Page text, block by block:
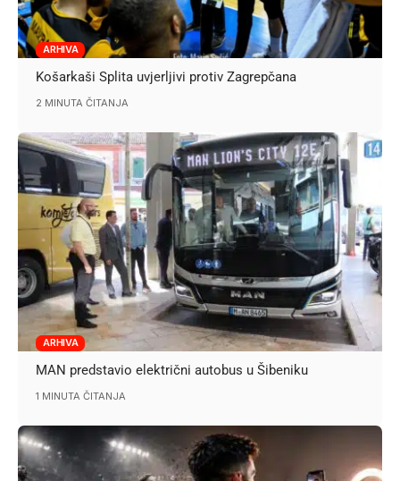
ARHIVA
Košarkaši Splita uvjerljivi protiv Zagrepčana
2 MINUTA ČITANJA
ARHIVA
MAN predstavio električni autobus u Šibeniku
1 MINUTA ČITANJA